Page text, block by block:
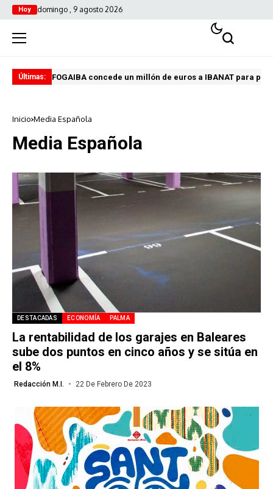
Hoy domingo , 9 agosto 2026
Últimas: FOGAIBA concede un millón de euros a IBANAT para
Inicio Media Española
Media Española
DESTACADAS ECONOMÍA PALMA
La rentabilidad de los garajes en Baleares
sube dos puntos en cinco años y se sitúa en
el 8%
Redacción M.I. 22 De Febrero De 2023